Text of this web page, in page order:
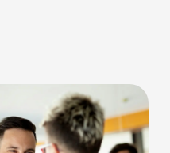
資解決方案。
定需求。無論您是希望
們都可以提供量身定制